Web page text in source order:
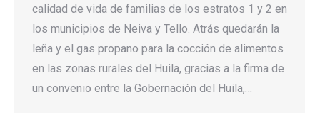
calidad de vida de familias de los estratos 1 y 2 en
los municipios de Neiva y Tello. Atrás quedarán la
leña y el gas propano para la cocción de alimentos
en las zonas rurales del Huila, gracias a la firma de
un convenio entre la Gobernación del Huila,…